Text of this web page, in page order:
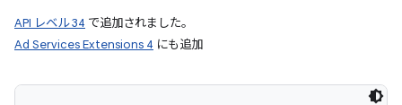
API レベル 34 で追加されました。
Ad Services Extensions 4 にも追加